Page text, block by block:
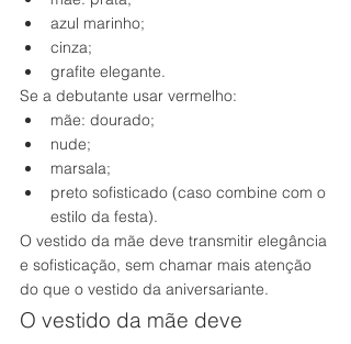
azul marinho;
cinza;
grafite elegante.
Se a debutante usar vermelho:
mãe: dourado;
nude;
marsala;
preto sofisticado (caso combine com o
estilo da festa).
O vestido da mãe deve transmitir elegância
e sofisticação, sem chamar mais atenção
do que o vestido da aniversariante.
O vestido da mãe deve